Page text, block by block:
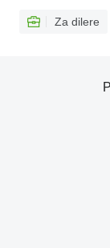
Za dilere